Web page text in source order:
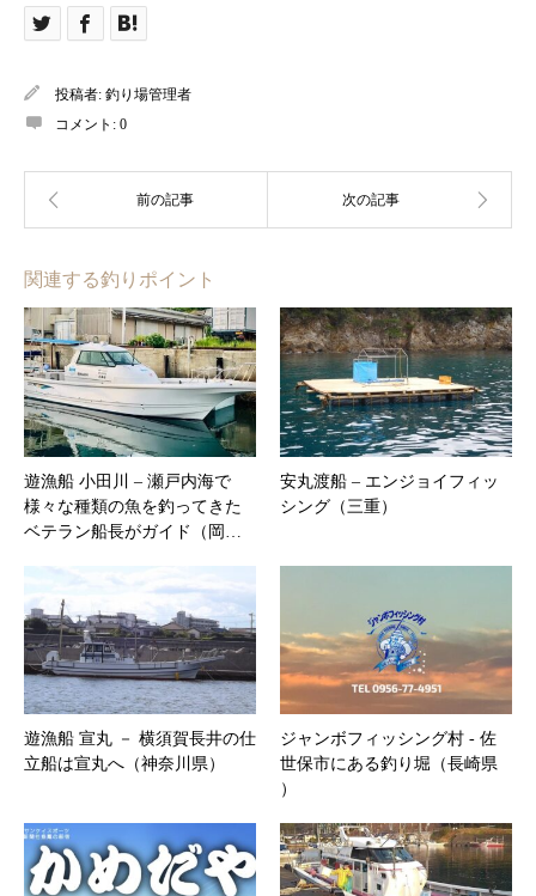
投稿者: 釣り場管理者
コメント: 0
関連する釣りポイント
遊漁船 小田川 – 瀬戸内海で
様々な種類の魚を釣ってきた
ベテラン船長がガイド（岡…
安丸渡船 – エンジョイフィッ
シング（三重）
遊漁船 宣丸 － 横須賀長井の仕
立船は宣丸へ（神奈川県）
ジャンボフィッシング村 ‐ 佐
世保市にある釣り堀（長崎県
）